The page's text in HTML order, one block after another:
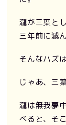
瀧が三葉と
三年前に滅
そんなハズ
じゃあ、三
瀧は無我夢
べると、そ